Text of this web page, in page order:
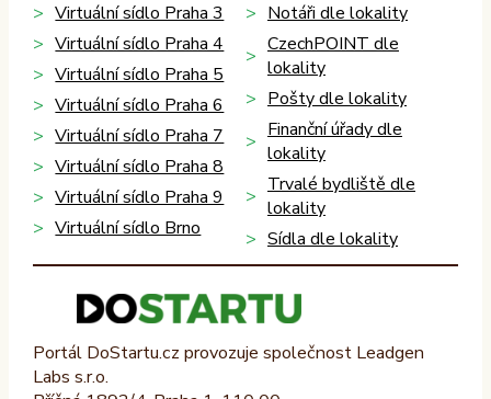
Virtuální sídlo Praha 3
Virtuální sídlo Praha 4
Virtuální sídlo Praha 5
Virtuální sídlo Praha 6
Virtuální sídlo Praha 7
Virtuální sídlo Praha 8
Virtuální sídlo Praha 9
Virtuální sídlo Brno
Notáři dle lokality
CzechPOINT dle
lokality
Pošty dle lokality
Finanční úřady dle
lokality
Trvalé bydliště dle
lokality
Sídla dle lokality
Portál DoStartu.cz provozuje společnost Leadgen
Labs s.r.o.